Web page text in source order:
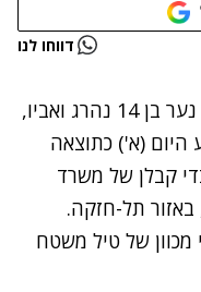
דווחו לנו
נער בן 14 נהרג ואביו,
היום (א') כתוצאה
קבלן של משרד
באזור תל-חזקה.
של טיל משטח